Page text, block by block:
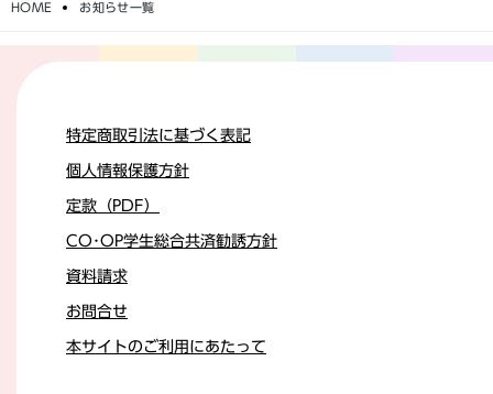
HOME お知らせ一覧
特定商取引法に基づく表記
個人情報保護方針
定款（PDF）
CO･OP学生総合共済勧誘方針
資料請求
お問合せ
本サイトのご利用にあたって